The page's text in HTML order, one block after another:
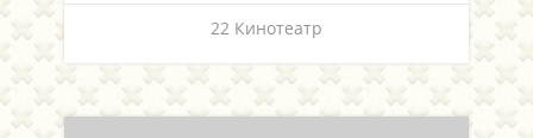
22 Кинотеатр